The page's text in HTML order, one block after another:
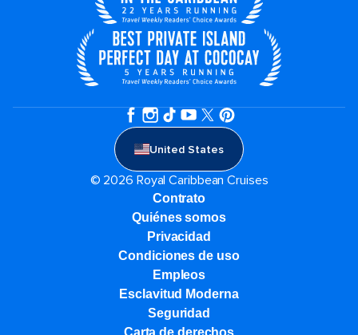
United States
© 2026 Royal Caribbean Cruises
Contrato
Quiénes somos
Privacidad
Condiciones de uso
Empleos
Esclavitud Moderna
Seguridad
Carta de derechos